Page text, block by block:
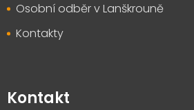
Osobní odběr v Lanškrouně
Kontakty
Kontakt